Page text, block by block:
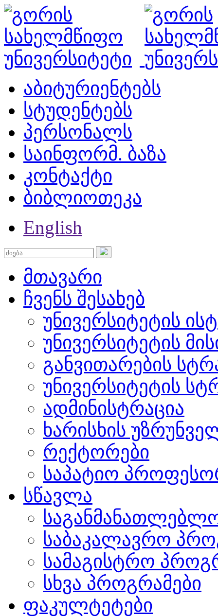
აბიტურიენტებს
სტუდენტებს
პერსონალს
საინფორმ. ბაზა
კონტაქტი
ბიბლიოთეკა
English
მთავარი
ჩვენს შესახებ
უნივერსიტეტის
უნივერსიტეტის
განვითარების
უნივერსიტეტის
ადმინისტრაცია
ხარისხის
რექტორები
საპატიო
სწავლა
საბაკალავრო
სამაგისტრო
სხვა პროგრამები
ფაკულტეტები